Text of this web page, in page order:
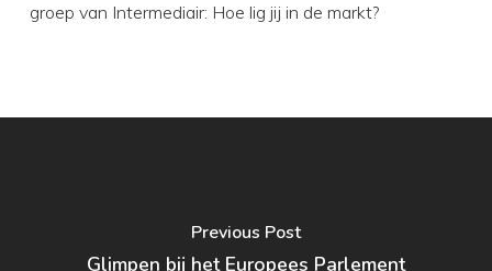
groep van Intermediair: Hoe lig jij in de markt?
Previous Post
Glimpen bij het Europees Parlement